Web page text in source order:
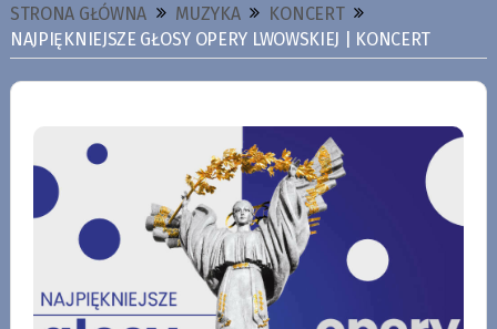
STRONA GŁÓWNA MUZYKA
KONCERT
NAJPIĘKNIEJSZE GŁOSY OPERY LWOWSKIEJ | KONCERT